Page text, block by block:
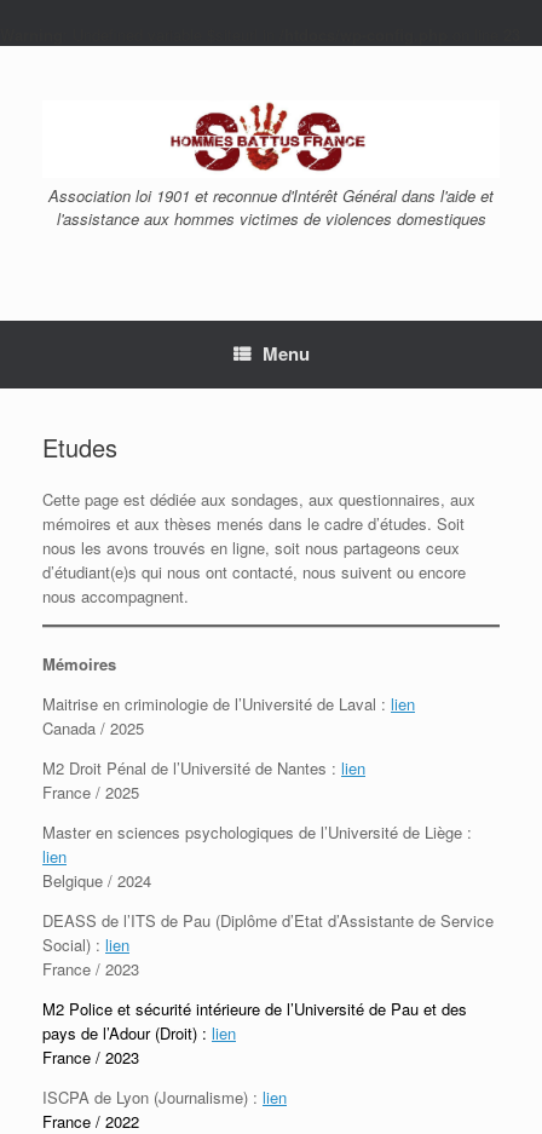
Association loi 1901 et reconnue d'Intérêt Général dans l'aide et
l'assistance aux hommes victimes de violences domestiques
Menu
Etudes
Cette page est dédiée aux sondages, aux questionnaires, aux
mémoires et aux thèses menés dans le cadre d’études. Soit
nous les avons trouvés en ligne, soit nous partageons ceux
d’étudiant(e)s qui nous ont contacté, nous suivent ou encore
nous accompagnent.
Mémoires
Maitrise en criminologie de l’Université de Laval : lien
Canada / 2025
M2 Droit Pénal de l’Université de Nantes : lien
France / 2025
Master en sciences psychologiques de l’Université de Liège :
lien
Belgique / 2024
DEASS de l’ITS de Pau (Diplôme d’Etat d’Assistante de Service
Social) : lien
France / 2023
M2 Police et sécurité intérieure de l’Université de Pau et des
pays de l’Adour (Droit) : lien
France / 2023
ISCPA de Lyon (Journalisme) : lien
France / 2022